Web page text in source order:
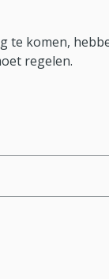
te komen,
regelen.